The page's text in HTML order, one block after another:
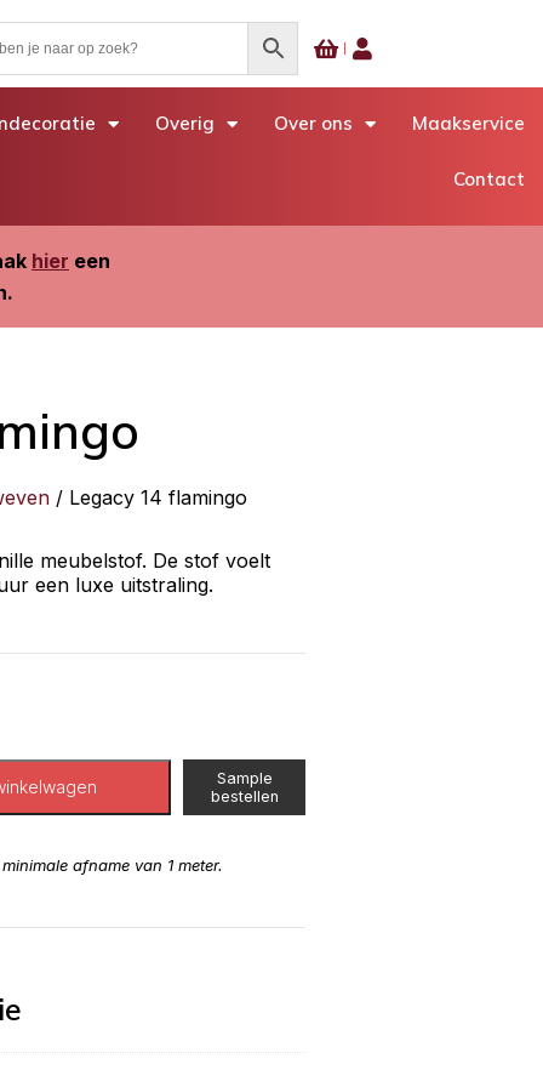
Overig Over ons Maakservice
Contact
hier een
/ Legacy 14 flamingo
meubelstof. De stof voelt
een luxe uitstraling.
Sample
bestellen
afname van 1 meter.